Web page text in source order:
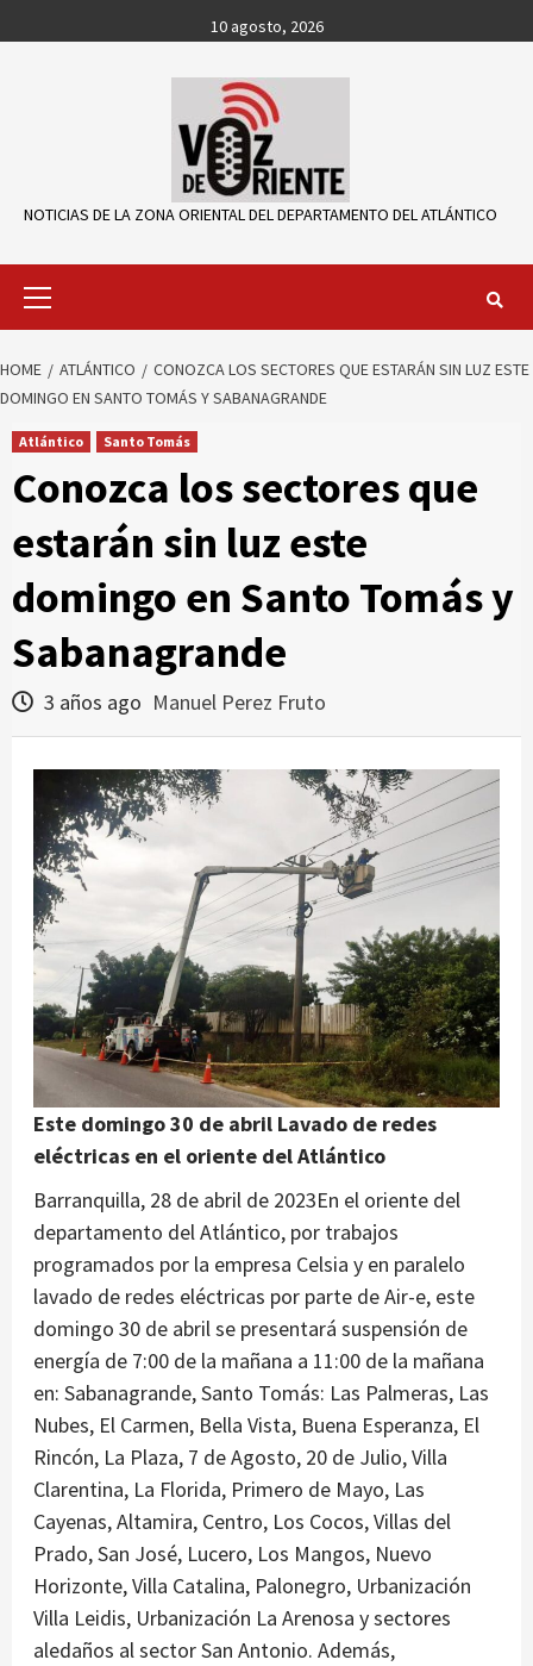
to
10 agosto, 2026
NOTICIAS DE LA ZONA ORIENTAL DEL DEPARTAMENTO DEL ATLÁNTICO
Primary
HOME ATLÁNTICO
CONOZCA LOS SECTORES QUE ESTARÁN SIN LUZ ESTE
DOMINGO EN SANTO TOMÁS Y SABANAGRANDE
Atlántico Santo Tomás
Conozca los sectores que
estarán sin luz este
domingo en Santo Tomás y
Sabanagrande
3 años ago Manuel Perez Fruto
Este domingo 30 de abril Lavado de redes
eléctricas en el oriente del Atlántico
Barranquilla, 28 de abril de 2023En el oriente del
departamento del Atlántico, por trabajos
programados por la empresa Celsia y en paralelo
lavado de redes eléctricas por parte de Air-e, este
domingo 30 de abril se presentará suspensión de
energía de 7:00 de la mañana a 11:00 de la mañana
en: Sabanagrande, Santo Tomás: Las Palmeras, Las
Nubes, El Carmen, Bella Vista, Buena Esperanza, El
Rincón, La Plaza, 7 de Agosto, 20 de Julio, Villa
Clarentina, La Florida, Primero de Mayo, Las
Cayenas, Altamira, Centro, Los Cocos, Villas del
Prado, San José, Lucero, Los Mangos, Nuevo
Horizonte, Villa Catalina, Palonegro, Urbanización
Villa Leidis, Urbanización La Arenosa y sectores
aledaños al sector San Antonio. Además,